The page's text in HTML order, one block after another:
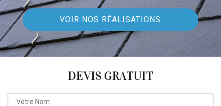
VOIR NOS RÉALISATIONS
DEVIS GRATUIT